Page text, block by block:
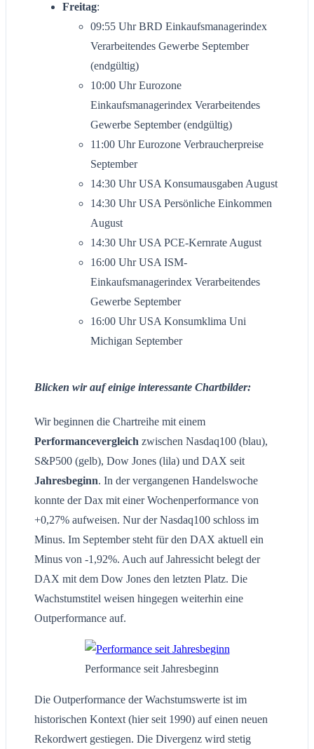
Freitag:
09:55 Uhr BRD Einkaufsmanagerindex
Verarbeitendes Gewerbe September
(endgültig)
10:00 Uhr Eurozone
Einkaufsmanagerindex Verarbeitendes
Gewerbe September (endgültig)
11:00 Uhr Eurozone Verbraucherpreise
September
14:30 Uhr USA Konsumausgaben August
14:30 Uhr USA Persönliche Einkommen
August
14:30 Uhr USA PCE-Kernrate August
16:00 Uhr USA ISM-
Einkaufsmanagerindex Verarbeitendes
Gewerbe September
16:00 Uhr USA Konsumklima Uni
Michigan September
Blicken wir auf einige interessante Chartbilder:
Wir beginnen die Chartreihe mit einem
Performancevergleich zwischen Nasdaq100 (blau),
S&P500 (gelb), Dow Jones (lila) und DAX seit
Jahresbeginn. In der vergangenen Handelswoche
konnte der Dax mit einer Wochenperformance von
+0,27% aufweisen. Nur der Nasdaq100 schloss im
Minus. Im September steht für den DAX aktuell ein
Minus von -1,92%. Auch auf Jahressicht belegt der
DAX mit dem Dow Jones den letzten Platz. Die
Wachstumstitel weisen hingegen weiterhin eine
Outperformance auf.
Performance seit Jahresbeginn
Die Outperformance der Wachstumswerte ist im
historischen Kontext (hier seit 1990) auf einen neuen
Rekordwert gestiegen. Die Divergenz wird stetig